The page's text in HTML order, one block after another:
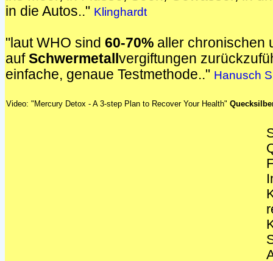
in die Autos.." Klinghardt
"laut WHO sind 60-70% aller chronischen
auf Schwermetall vergiftungen
einfache, genaue Testmethode.." Hanusch
Video: "Mercury Detox - A 3-step Plan to Recover Your Health"